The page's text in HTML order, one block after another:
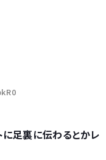
足裏に伝わるとかレ